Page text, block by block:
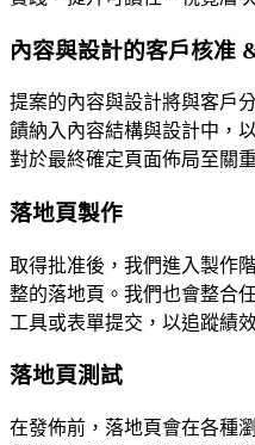
內容與設計的客戶核准
提案的內容與設計將與客戶
饋納入內容結構與設計中，
對於最終確定頁面佈局至關
落地頁製作
取得批准後，我們進入製作
整的落地頁。我們也會整合
工具或表單提交，以追蹤績
落地頁測試
在發佈前，落地頁會在各種